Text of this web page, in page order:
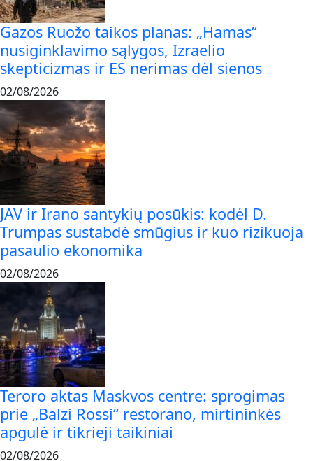
Gazos Ruožo taikos planas: „Hamas“
nusiginklavimo sąlygos, Izraelio
skepticizmas ir ES nerimas dėl sienos
02/08/2026
JAV ir Irano santykių posūkis: kodėl D.
Trumpas sustabdė smūgius ir kuo rizikuoja
pasaulio ekonomika
02/08/2026
Teroro aktas Maskvos centre: sprogimas
prie „Balzi Rossi“ restorano, mirtininkės
apgulė ir tikrieji taikiniai
02/08/2026